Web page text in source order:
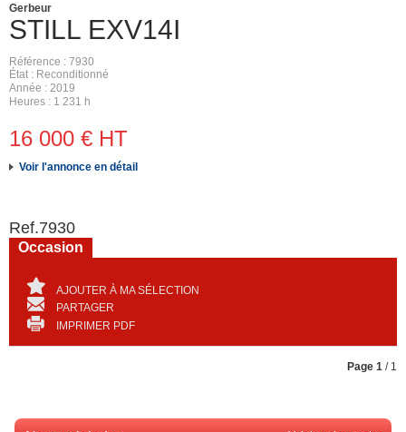
STILL EXV14I
Gerbeur
Référence
7930
État
Reconditionné
Année
2019
Heures
1 231 h
16 000 € HT
Voir l'annonce en détail
Ref.7930
Occasion
AJOUTER À MA SÉLECTION
PARTAGER
IMPRIMER PDF
Page 1 / 1